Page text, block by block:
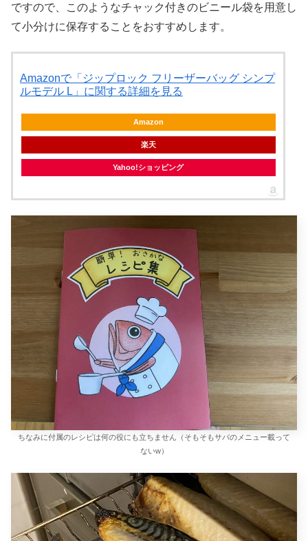
ですので、このようなチャック付きのビニール袋を用意し
て小分けに保存することをおすすめします。
Amazonで「ジップロック フリーザーバッグ シンプ
ルモデル L」に関する詳細を見る
Amazon
楽天
Yahoo!ショッピング
ちなみに付属のレシピは何の役にも立ちません（そもそもサバのメニュー載って
ないw）